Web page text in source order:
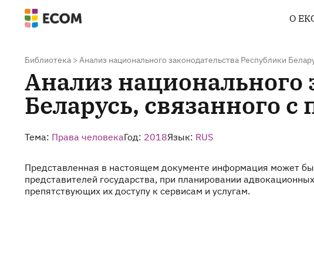
О
Библиотека > Анализ национального законодательства Республики
Анализ национального
Беларусь, связанного
Тема: Права человекаГод: 2018Язык: RUS
Представленная в настоящем документе информация может
представителей государства, при планировании
препятствующих их доступу к сервисам и услугам.